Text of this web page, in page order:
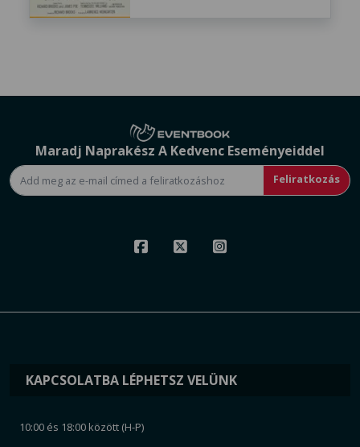
Maradj Naprakész A Kedvenc Eseményeiddel
Feliratkozás
KAPCSOLATBA LÉPHETSZ VELÜNK
10:00 és 18:00 között (H-P)